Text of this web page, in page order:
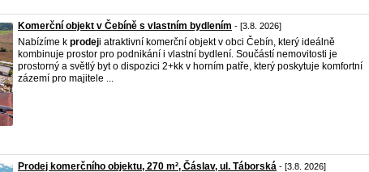
Komerční objekt v Čebíně s vlastním bydlením - [3.8. 2026]
Nabízíme k prodeji atraktivní komerční objekt v obci Čebín, který ideálně
kombinuje prostor pro podnikání i vlastní bydlení. Součástí nemovitosti je
prostorný a světlý byt o dispozici 2+kk v horním patře, který poskytuje komfortní
zázemí pro majitele ...
Prodej komerčního objektu, 270 m², Čáslav, ul. Táborská - [3.8. 2026]